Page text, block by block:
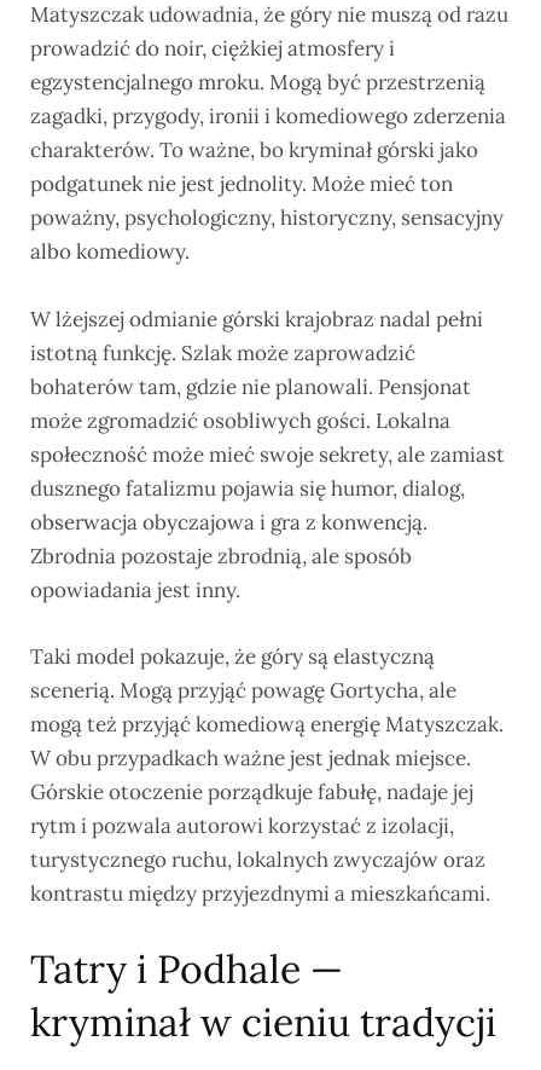
Matyszczak udowadnia, że góry nie muszą od razu
prowadzić do noir, ciężkiej atmosfery i
egzystencjalnego mroku. Mogą być przestrzenią
zagadki, przygody, ironii i komediowego zderzenia
charakterów. To ważne, bo kryminał górski jako
podgatunek nie jest jednolity. Może mieć ton
poważny, psychologiczny, historyczny, sensacyjny
albo komediowy.
W lżejszej odmianie górski krajobraz nadal pełni
istotną funkcję. Szlak może zaprowadzić
bohaterów tam, gdzie nie planowali. Pensjonat
może zgromadzić osobliwych gości. Lokalna
społeczność może mieć swoje sekrety, ale zamiast
dusznego fatalizmu pojawia się humor, dialog,
obserwacja obyczajowa i gra z konwencją.
Zbrodnia pozostaje zbrodnią, ale sposób
opowiadania jest inny.
Taki model pokazuje, że góry są elastyczną
scenerią. Mogą przyjąć powagę Gortycha, ale
mogą też przyjąć komediową energię Matyszczak.
W obu przypadkach ważne jest jednak miejsce.
Górskie otoczenie porządkuje fabułę, nadaje jej
rytm i pozwala autorowi korzystać z izolacji,
turystycznego ruchu, lokalnych zwyczajów oraz
kontrastu między przyjezdnymi a mieszkańcami.
Tatry i Podhale —
kryminał w cieniu tradycji